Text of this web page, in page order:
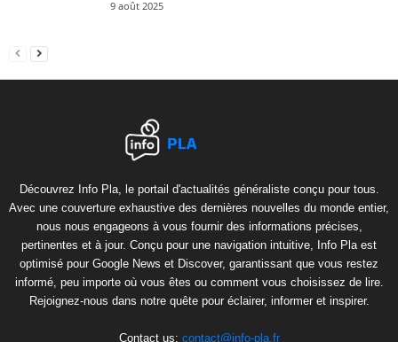
9 août 2025
Découvrez Info Pla, le portail d'actualités généraliste conçu pour tous.
Avec une couverture exhaustive des dernières nouvelles du monde entier,
nous nous engageons à vous fournir des informations précises,
pertinentes et à jour. Conçu pour une navigation intuitive, Info Pla est
optimisé pour Google News et Discover, garantissant que vous restez
informé, peu importe où vous êtes ou comment vous choisissez de lire.
Rejoignez-nous dans notre quête pour éclairer, informer et inspirer.
Contact us: contact@info-pla.fr